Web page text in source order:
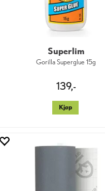
Superlim
Gorilla Superglue 15g
139,-
Kjøp